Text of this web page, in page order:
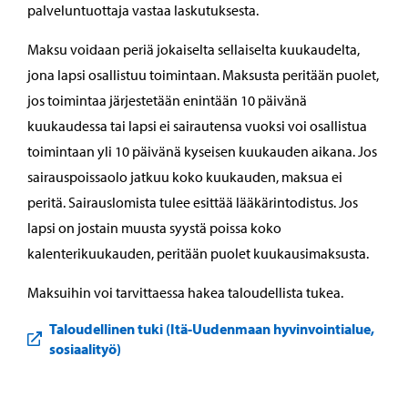
palveluntuottaja vastaa laskutuksesta.
Maksu voidaan periä jokaiselta sellaiselta kuukaudelta,
jona lapsi osallistuu toimintaan. Maksusta peritään puolet,
jos toimintaa järjestetään enintään 10 päivänä
kuukaudessa tai lapsi ei sairautensa vuoksi voi osallistua
toimintaan yli 10 päivänä kyseisen kuukauden aikana. Jos
sairauspoissaolo jatkuu koko kuukauden, maksua ei
peritä. Sairauslomista tulee esittää lääkärintodistus. Jos
lapsi on jostain muusta syystä poissa koko
kalenterikuukauden, peritään puolet kuukausimaksusta.
Maksuihin voi tarvittaessa hakea taloudellista tukea.
Taloudellinen tuki (Itä-Uudenmaan hyvinvointialue,
sosiaalityö)